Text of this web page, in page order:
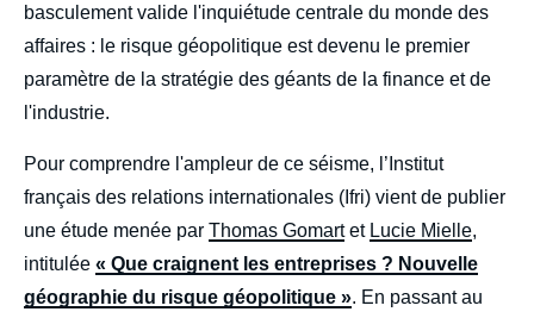
basculement valide l'inquiétude centrale du monde des
affaires : le risque géopolitique est devenu le premier
paramètre de la stratégie des géants de la finance et de
l'industrie.
Pour comprendre l'ampleur de ce séisme, l’Institut
français des relations internationales (Ifri) vient de publier
une étude menée par Thomas Gomartet Lucie Mielle,
intitulée « Que craignent les entreprises ? Nouvelle
géographie du risque géopolitique ». En passant au